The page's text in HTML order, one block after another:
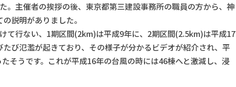
主催者の挨拶の後、東京都第三建設事務所の職員の方から、神
説明がありました。
て行ない、1期区間(2km)は平成9年に、2期区間(2.5km)は平成17
び氾濫が起きており、その様子が分かるビデオが紹介され、平
そうです。これが平成16年の台風の時には46棟へと激減し、浸